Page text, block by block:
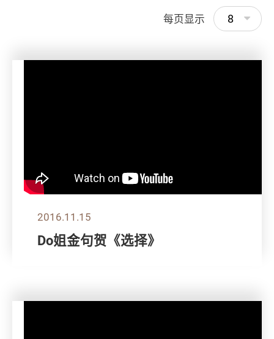
每页显示 8
2016.11.15
Do姐金句贺《选择》